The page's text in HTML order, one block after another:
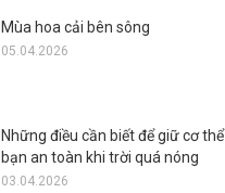
Mùa hoa cải bên sông
05.04.2026
Những điều cần biết để giữ cơ thể
bạn an toàn khi trời quá nóng
03.04.2026